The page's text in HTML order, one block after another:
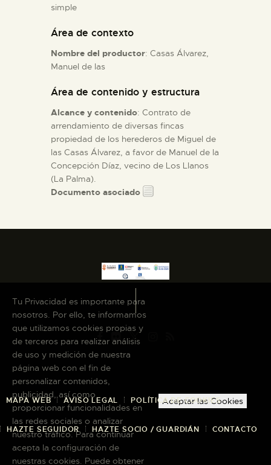
simple
Área de contexto
Nombre del productor: Casas Álvarez,
Manuel de las
Área de contenido y estructura
Alcance y contenido: Contrato de
arrendamiento de diversas fincas
propiedad de los herederos de Miguel de
las Casas Álvarez, a favor de Manuel de la
Concepción Díaz, vecino de Los Llanos
(La Palma).
Documento asociado
MAPA WEB AVISO LEGAL POLÍTICA DE COOKIES
HAZTE SEGUIDOR HAZTE SOCIO / GUARDIÁN CONTACTO
Tu Privacidad es importante para
nosotros. Por ello, te informamos
que utilizamos cookies propias y
de terceros para realizar análisis
de uso y medición de nuestra
página web con el fin de
personalizar contenidos,
publicidad, así como
proporcionar funcionalidades en
las redes sociales o analizar
nuestro tráfico. Para continuar
acepta la configuración de
nuestras cookies. Puede obtener
Aceptar las Cookies